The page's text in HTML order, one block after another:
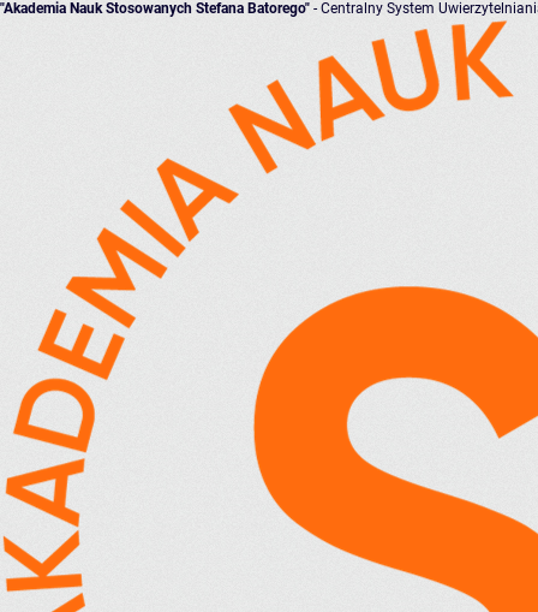
"Akademia Nauk Stosowanych Stefana Batorego" - Centralny System